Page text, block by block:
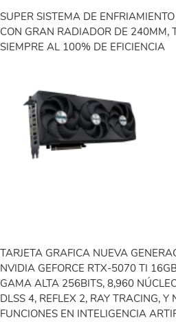
SUPER SISTEMA DE
CON GRAN RADIADOR DE 240MM,
SIEMPRE AL 100% DE EFICIENCIA
TARJETA GRAFICA NUEVA
NVIDIA GEFORCE RTX-5070 TI
GAMA ALTA 256BITS, 8,960
DLSS 4, REFLEX 2, RAY TRACING, Y
FUNCIONES EN INTELIGENCIA